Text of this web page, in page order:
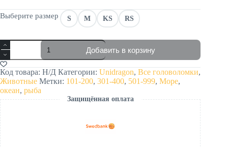
€29,99
–
€99,99
Выберите размер S M KS RS
Количество
товара
Сияющая
Рыбка
Добавить в корзину
Код товара: Н/Д Категории: Unidragon, Все головоломки,
Животные Метки: 101-200, 301-400, 501-999, Море,
океан, рыба
Защищённая оплата